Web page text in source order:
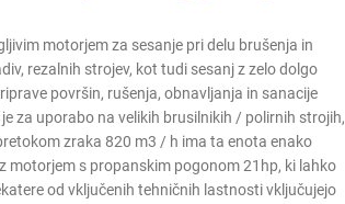
motorjem za sesanje pri delu brušenja in
rezalnih strojev, kot tudi sesanj z zelo dolgo
površin, rušenja, obnavljanja in sanacije
za uporabo na velikih brusilnikih / polirnih strojih,
zraka 820 m3 / h ima ta enota enako
motorjem s propanskim pogonom 21hp, ki lahko
od vključenih tehničnih lastnosti vključujejo